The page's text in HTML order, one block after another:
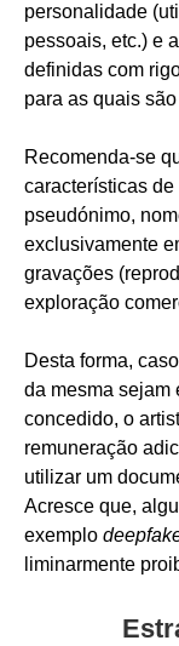
personalidade
pessoais, etc.) e
definidas com
para as quais
Recomenda-se
características
pseudónimo,
exclusivamente
gravações
exploração
Desta forma,
da mesma sejam
concedido, o
remuneração
utilizar um
Acresce que,
exemplo
liminarmente